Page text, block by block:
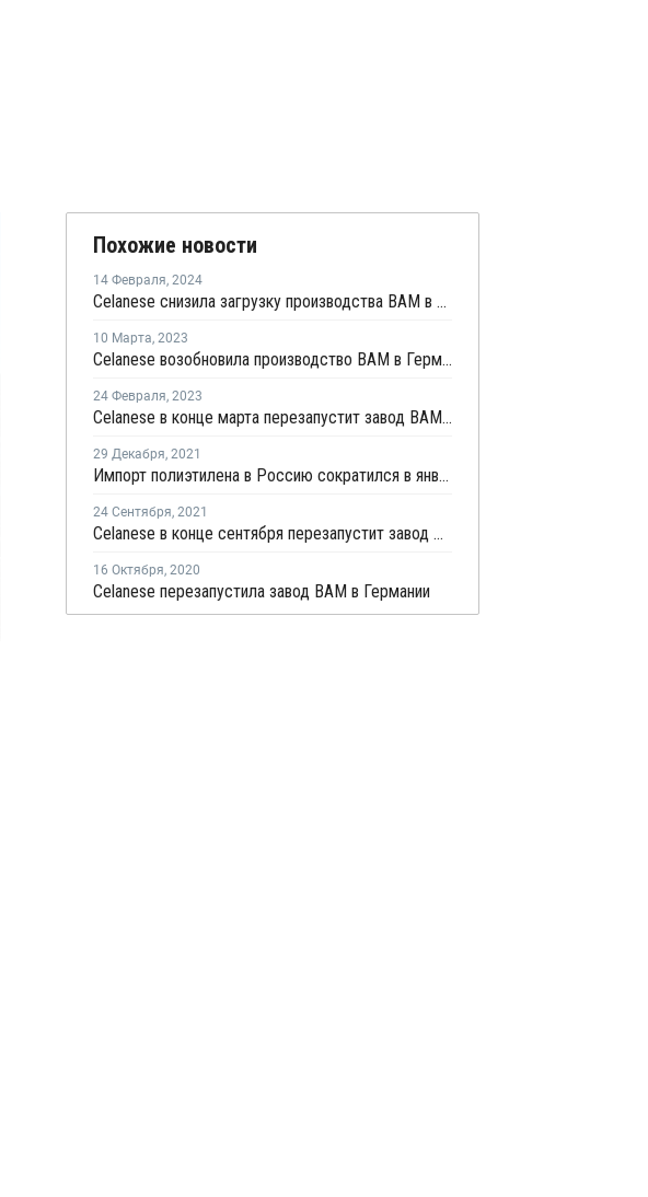
Похожие новости
14 Февраля, 2024
Celanese снизила загрузку производства ВАМ в Германии
10 Марта, 2023
Celanese возобновила производство ВАМ в Германии после ремонта
24 Февраля, 2023
Celanese в конце марта перезапустит завод ВАМ в Германии после ремонта
29 Декабря, 2021
Импорт полиэтилена в Россию сократился в январе - ноябре на 7%
24 Сентября, 2021
Celanese в конце сентября перезапустит завод ВАМ в Германии после планового ремонта
16 Октября, 2020
Celanese перезапустила завод ВАМ в Германии